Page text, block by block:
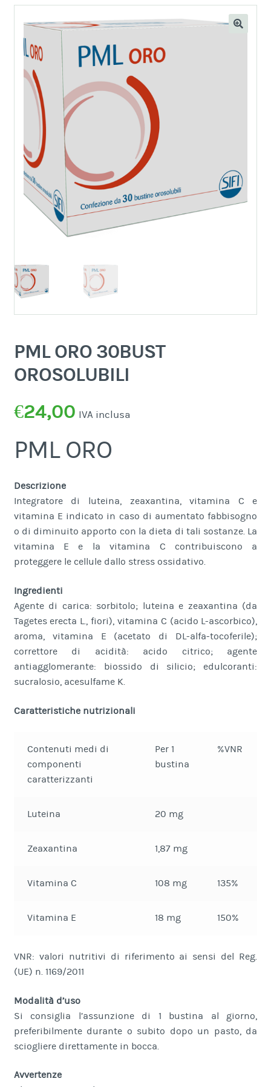
PML ORO 30BUST
OROSOLUBILI
€24,00 IVA inclusa
PML ORO
Descrizione
Integratore di luteina, zeaxantina, vitamina C e
vitamina E indicato in caso di aumentato fabbisogno
o di diminuito apporto con la dieta di tali sostanze. La
vitamina E e la vitamina C contribuiscono a
proteggere le cellule dallo stress ossidativo.
Ingredienti
Agente di carica: sorbitolo; luteina e zeaxantina (da
Tagetes erecta L., fiori), vitamina C (acido L-ascorbico),
aroma, vitamina E (acetato di DL-alfa-tocoferile);
correttore di acidità: acido citrico; agente
antiagglomerante: biossido di silicio; edulcoranti:
sucralosio, acesulfame K.
Caratteristiche nutrizionali
Contenuti medi di
componenti
caratterizzanti
Per 1
bustina
%VNR
Luteina 20 mg
Zeaxantina 1,87 mg
Vitamina C 108 mg 135%
Vitamina E 18 mg 150%
VNR: valori nutritivi di riferimento ai sensi del Reg.
(UE) n. 1169/2011
Modalità d’uso
Si consiglia l’assunzione di 1 bustina al giorno,
preferibilmente durante o subito dopo un pasto, da
sciogliere direttamente in bocca.
Avvertenze